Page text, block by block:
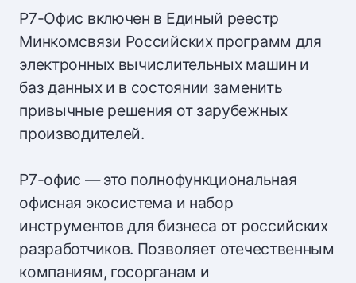
Р7-Офис включен в Единый реестр
Минкомсвязи Российских программ для
электронных вычислительных машин и
баз данных и в состоянии заменить
привычные решения от зарубежных
производителей.
Р7-офис — это полнофункциональная
офисная экосистема и набор
инструментов для бизнеса от российских
разработчиков. Позволяет отечественным
компаниям, госорганам и